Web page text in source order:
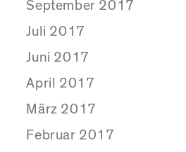
September 2017
Juli 2017
Juni 2017
April 2017
März 2017
Februar 2017